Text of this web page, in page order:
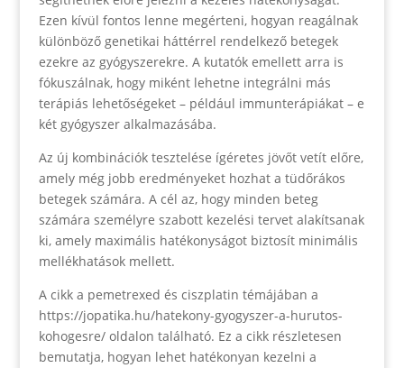
Ezen kívül fontos lenne megérteni, hogyan reagálnak
különböző genetikai háttérrel rendelkező betegek
ezekre az gyógyszerekre. A kutatók emellett arra is
fókuszálnak, hogy miként lehetne integrálni más
terápiás lehetőségeket – például immunterápiákat – e
két gyógyszer alkalmazásába.
Az új kombinációk tesztelése ígéretes jövőt vetít előre,
amely még jobb eredményeket hozhat a tüdőrákos
betegek számára. A cél az, hogy minden beteg
számára személyre szabott kezelési tervet alakítsanak
ki, amely maximális hatékonyságot biztosít minimális
mellékhatások mellett.
A cikk a pemetrexed és ciszplatin témájában a
https://jopatika.hu/hatekony-gyogyszer-a-hurutos-
kohogesre/ oldalon található. Ez a cikk részletesen
bemutatja, hogyan lehet hatékonyan kezelni a